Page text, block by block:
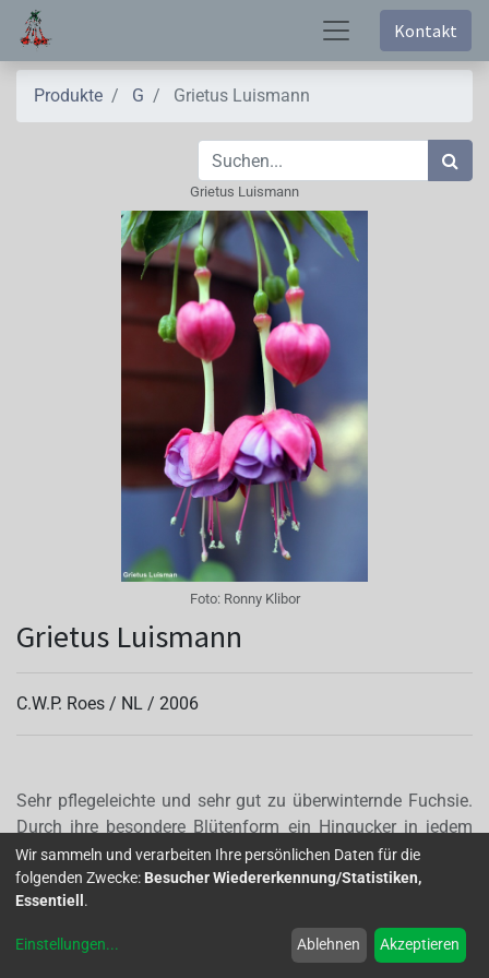
Kontakt
Produkte G Grietus Luismann
Grietus Luismann
Foto: Ronny Klibor
Grietus Luismann
C.W.P. Roes / NL / 2006
Sehr pflegeleichte und sehr gut zu überwinternde Fuchsie.
Durch ihre besondere Blütenform ein Hingucker in jedem
Garten. Sie verzweigt sich sehr gut und eignet sich
wunderbar für die Ampelpflanzung. (entnommen aus Kurier
4-2018,Top 10 von W.Schettler)
Wir sammeln und verarbeiten Ihre persönlichen Daten für die
folgenden Zwecke: Besucher Wiedererkennung/Statistiken,
Essentiell .
Einstellungen... Ablehnen Akzeptieren